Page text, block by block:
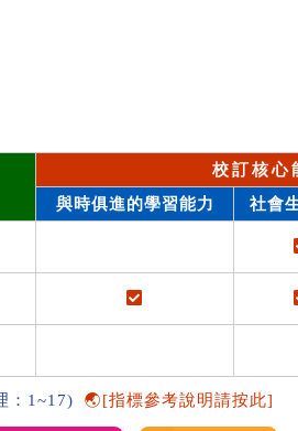
校訂核心
與時俱進的學習能力
社會
：1~17) 🌏[指標參考說明請按此]